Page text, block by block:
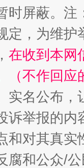
时屏蔽。
定，为维
在收到本网
（不作回应
实名公布
诉举报的
和对其真实
腐和公众/